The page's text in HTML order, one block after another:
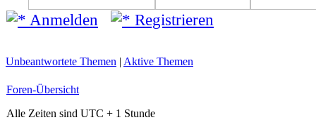
Anmelden Registrieren
Unbeantwortete Themen | Aktive Themen
Foren-Übersicht
Alle Zeiten sind UTC + 1 Stunde